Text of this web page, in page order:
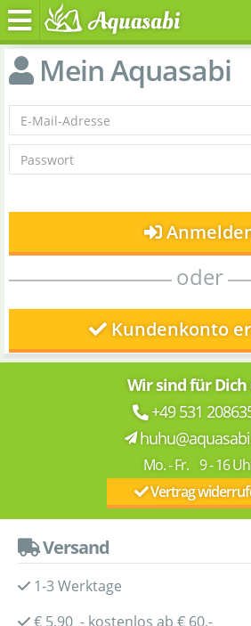
Mein Aquasabi
oder
Kundenkonto
Wir sind für Dich
+49 531
Mo. - Fr. 9 - 16
Vertrag
Versand
1-3 Werktage
€ 5,90 - kostenlos ab € 60,-